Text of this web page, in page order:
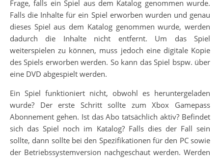
Frage, falls ein Spiel aus dem Katalog genommen wurde.
Falls die Inhalte für ein Spiel erworben wurden und genau
dieses Spiel aus dem Katalog genommen wurde, werden
dadurch die Inhalte nicht entfernt. Um das Spiel
weiterspielen zu können, muss jedoch eine digitale Kopie
des Spiels erworben werden. So kann das Spiel bspw. über
eine DVD abgespielt werden.
Ein Spiel funktioniert nicht, obwohl es heruntergeladen
wurde? Der erste Schritt sollte zum Xbox Gamepass
Abonnement gehen. Ist das Abo tatsächlich aktiv? Befindet
sich das Spiel noch im Katalog? Falls dies der Fall sein
sollte, dann sollte bei den Spezifikationen für den PC sowie
der Betriebssystemversion nachgeschaut werden. Werden